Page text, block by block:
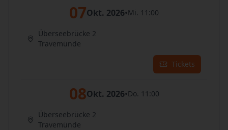
07Okt. 2026•Mi. 11:00
Überseebrücke 2
Travemünde
Tickets
08Okt. 2026•Do. 11:00
Überseebrücke 2
Travemünde